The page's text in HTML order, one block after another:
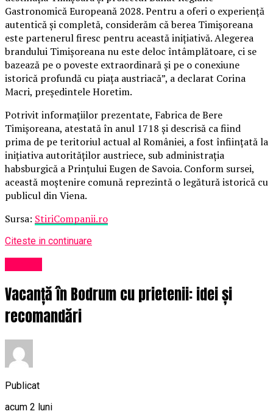
Gastronomică Europeană 2028. Pentru a oferi o experiență
autentică și completă, considerăm că berea Timișoreana
este partenerul firesc pentru această inițiativă. Alegerea
brandului Timișoreana nu este deloc întâmplătoare, ci se
bazează pe o poveste extraordinară și pe o conexiune
istorică profundă cu piața austriacă”, a declarat Corina
Macri, președintele Horetim.
Potrivit informațiilor prezentate, Fabrica de Bere
Timișoreana, atestată în anul 1718 și descrisă ca fiind
prima de pe teritoriul actual al României, a fost înființată la
inițiativa autorităților austriece, sub administrația
habsburgică a Prințului Eugen de Savoia. Conform sursei,
această moștenire comună reprezintă o legătură istorică cu
publicul din Viena.
Sursa: StiriCompanii.ro
Citeste in continuare
Vacanță în Bodrum cu prietenii: idei și
recomandări
Publicat
acum 2 luni